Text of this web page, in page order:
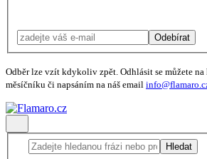
Odebírat
Odběr lze vzít kdykoliv zpět. Odhlásit se můžete
měsíčníku či napsáním na náš email
Hledat